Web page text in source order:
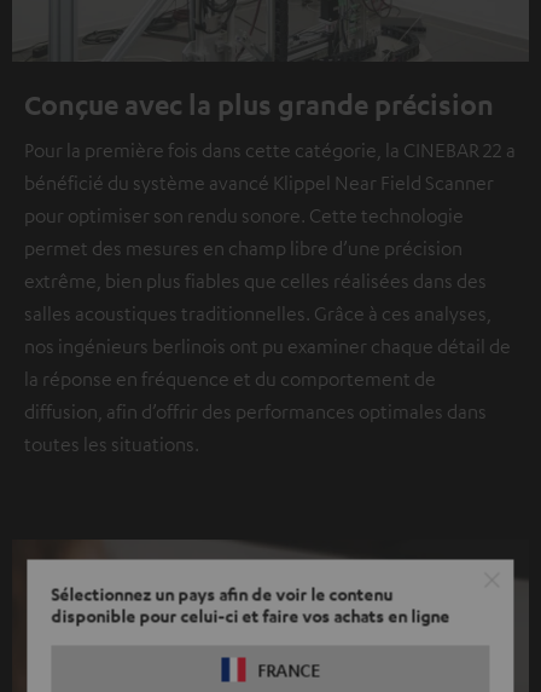
Sélectionnez un pays afin de voir le contenu
disponible pour celui-ci et faire vos achats en ligne
FRANCE
Conçue avec la plus grande précision
Pour la première fois dans cette catégorie, la CINEBAR 22 a
bénéficié du système avancé Klippel Near Field Scanner
pour optimiser son rendu sonore. Cette technologie
permet des mesures en champ libre d’une précision
extrême, bien plus fiables que celles réalisées dans des
salles acoustiques traditionnelles. Grâce à ces analyses,
nos ingénieurs berlinois ont pu examiner chaque détail de
la réponse en fréquence et du comportement de
diffusion, afin d’offrir des performances optimales dans
toutes les situations.